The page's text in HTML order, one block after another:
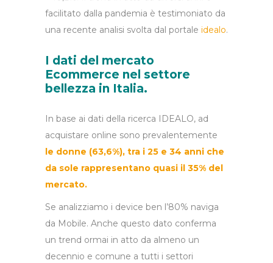
facilitato dalla pandemia è testimoniato da
una recente analisi svolta dal portale idealo.
I dati del mercato
Ecommerce nel settore
bellezza in Italia.
In base ai dati della ricerca IDEALO, ad
acquistare online sono prevalentemente
le donne (63,6%), tra i 25 e 34 anni che
da sole rappresentano quasi il 35% del
mercato.
Se analizziamo i device ben l’80% naviga
da Mobile. Anche questo dato conferma
un trend ormai in atto da almeno un
decennio e comune a tutti i settori